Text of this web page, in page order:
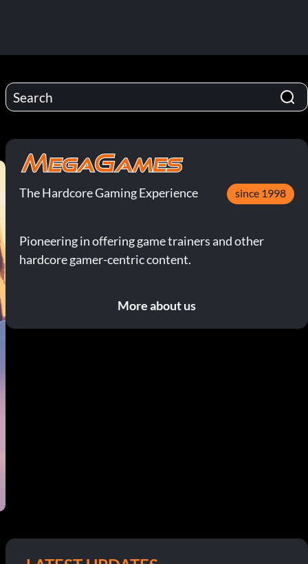
The Hardcore Gaming Experience since 1998
Pioneering in offering game trainers and other
hardcore gamer-centric content.
More about us